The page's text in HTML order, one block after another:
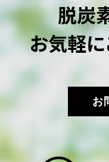
脱炭
お気軽
お